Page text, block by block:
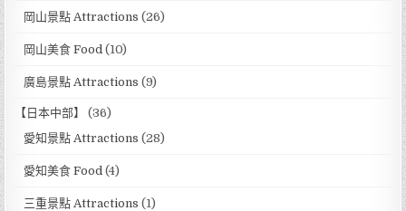
岡山景點 Attractions (26)
岡山美食 Food (10)
廣島景點 Attractions (9)
【日本中部】
(36)
愛知景點 Attractions (28)
愛知美食 Food (4)
三重景點 Attractions (1)